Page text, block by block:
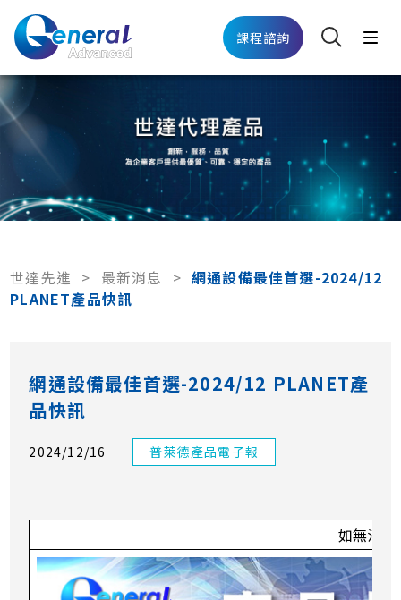
課程諮詢
世達先進 > 最新消息 > 網通設備最佳首選-2024/12
PLANET產品快訊
網通設備最佳首選-2024/12 PLANET產
品快訊
2024/12/16 普萊德產品電子報
如無法預